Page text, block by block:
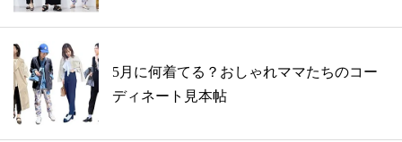
5月に何着てる？おしゃれママたちのコー
ディネート見本帖